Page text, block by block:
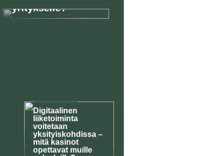
yritykselle?
Digitaalinen
liiketoiminta
voitetaan
yksityiskohdissa –
mitä kasinot
opettavat muille